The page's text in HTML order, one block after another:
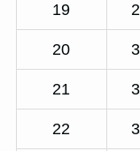
19
20
21
22